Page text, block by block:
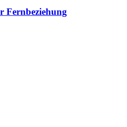
Fernbeziehung